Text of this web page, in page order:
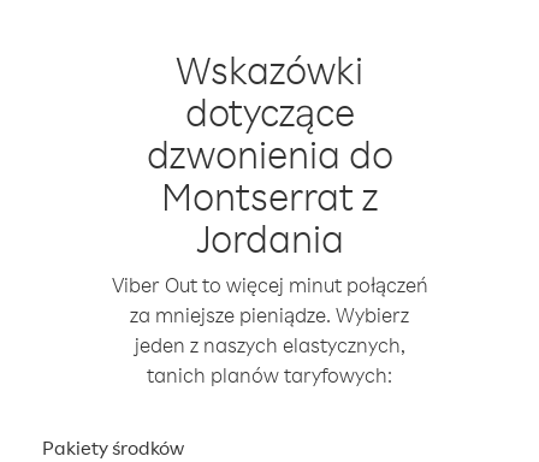
Wskazówki
dotyczące
dzwonienia do
Montserrat z
Jordania
Viber Out to więcej minut połączeń
za mniejsze pieniądze. Wybierz
jeden z naszych elastycznych,
tanich planów taryfowych:
Pakiety środków